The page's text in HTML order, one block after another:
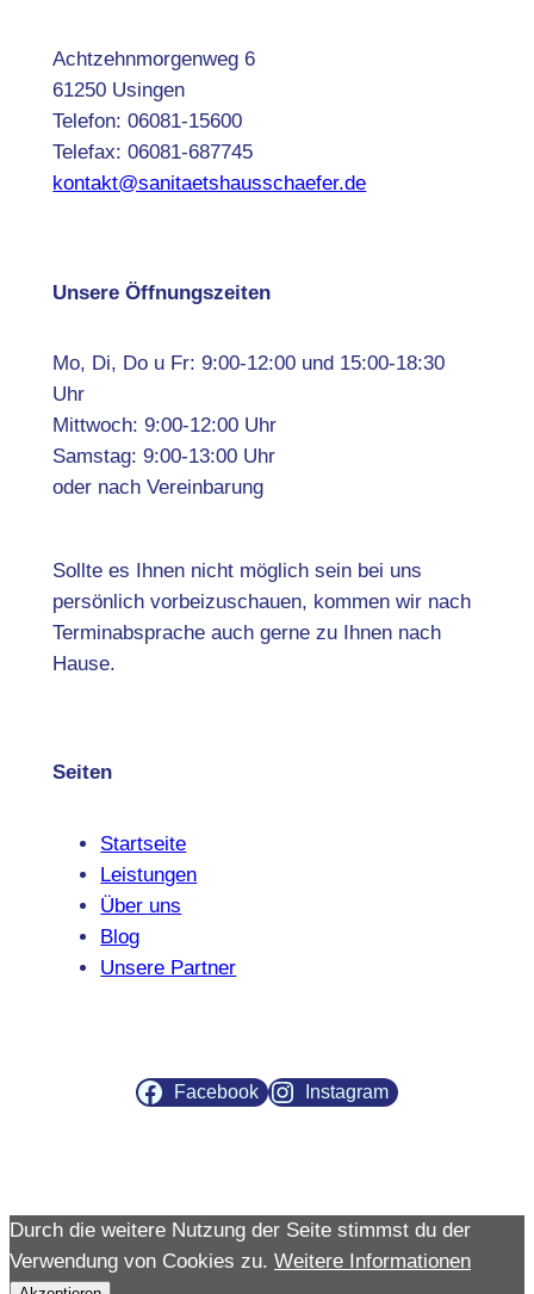
Achtzehnmorgenweg 6
61250 Usingen
Telefon: 06081-15600
Telefax: 06081-687745
kontakt@sanitaetshausschaefer.de
Unsere Öffnungszeiten
Mo, Di, Do u Fr: 9:00-12:00 und 15:00-18:30
Uhr
Mittwoch: 9:00-12:00 Uhr
Samstag: 9:00-13:00 Uhr
oder nach Vereinbarung
Sollte es Ihnen nicht möglich sein bei uns
persönlich vorbeizuschauen, kommen wir nach
Terminabsprache auch gerne zu Ihnen nach
Hause.
Seiten
Startseite
Leistungen
Über uns
Blog
Unsere Partner
Facebook Instagram
Durch die weitere Nutzung der Seite stimmst du der
Verwendung von Cookies zu. Weitere Informationen